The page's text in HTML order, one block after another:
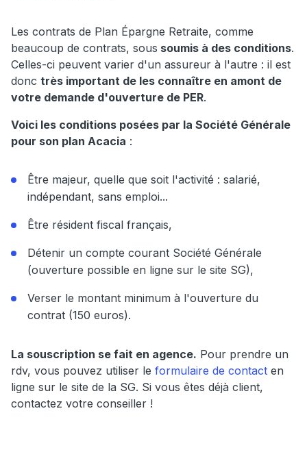
Les contrats de Plan Épargne Retraite, comme
beaucoup de contrats, sous soumis à des conditions.
Celles-ci peuvent varier d'un assureur à l'autre : il est
donc très important de les connaître en amont de
votre demande d'ouverture de PER.
Voici les conditions posées par la Société Générale
pour son plan Acacia :
Être majeur, quelle que soit l'activité : salarié,
indépendant, sans emploi...
Être résident fiscal français,
Détenir un compte courant Société Générale
(ouverture possible en ligne sur le site SG),
Verser le montant minimum à l'ouverture du
contrat (150 euros).
La souscription se fait en agence. Pour prendre un
rdv, vous pouvez utiliser le formulaire de contact en
ligne sur le site de la SG. Si vous êtes déjà client,
contactez votre conseiller !